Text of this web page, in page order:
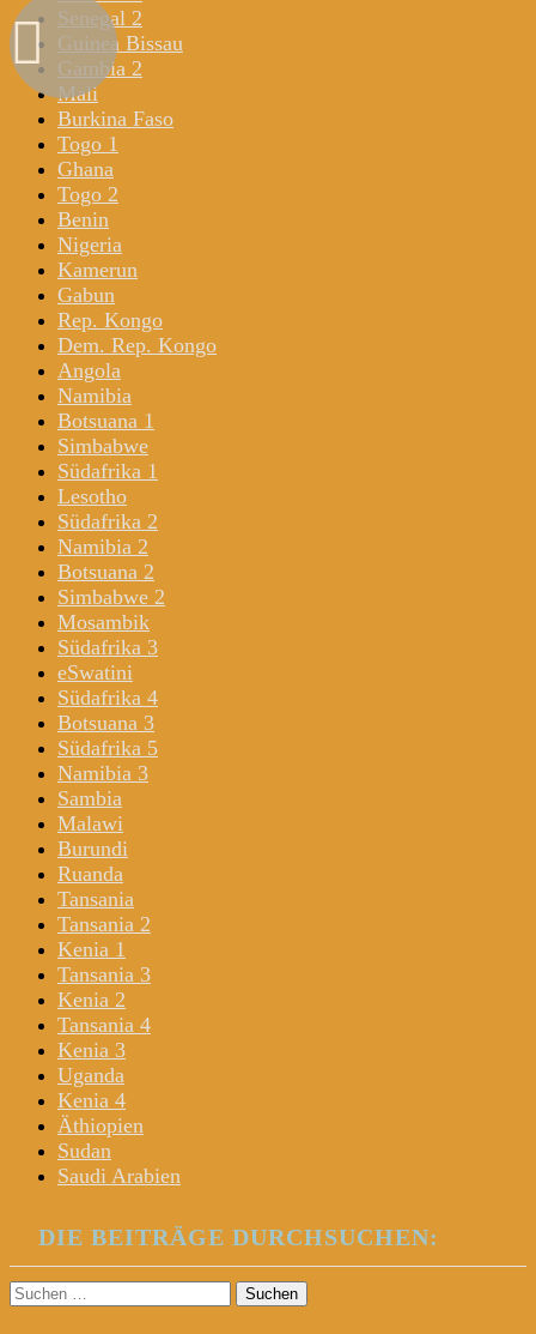
Senegal 2
Guinea Bissau
Gambia 2
Mali
Burkina Faso
Togo 1
Ghana
Togo 2
Benin
Nigeria
Kamerun
Gabun
Rep. Kongo
Dem. Rep. Kongo
Angola
Namibia
Botsuana 1
Simbabwe
Südafrika 1
Lesotho
Südafrika 2
Namibia 2
Botsuana 2
Simbabwe 2
Mosambik
Südafrika 3
eSwatini
Südafrika 4
Botsuana 3
Südafrika 5
Namibia 3
Sambia
Malawi
Burundi
Ruanda
Tansania
Tansania 2
Kenia 1
Tansania 3
Kenia 2
Tansania 4
Kenia 3
Uganda
Kenia 4
Äthiopien
Sudan
Saudi Arabien
DIE BEITRÄGE DURCHSUCHEN:
Suchen
nach: